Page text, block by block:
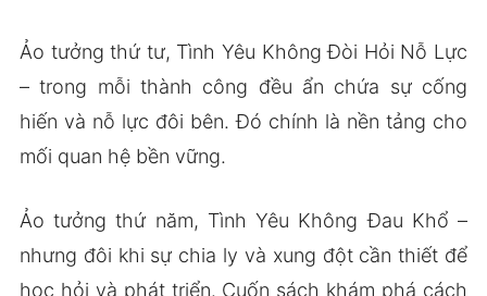
Ảo tưởng thứ tư, Tình Yêu Không Đòi Hỏi Nỗ Lực
– trong mỗi thành công đều ẩn chứa sự cống
hiến và nỗ lực đôi bên. Đó chính là nền tảng cho
mối quan hệ bền vững.
Ảo tưởng thứ năm, Tình Yêu Không Đau Khổ –
nhưng đôi khi sự chia ly và xung đột cần thiết để
học hỏi và phát triển. Cuốn sách khám phá cách